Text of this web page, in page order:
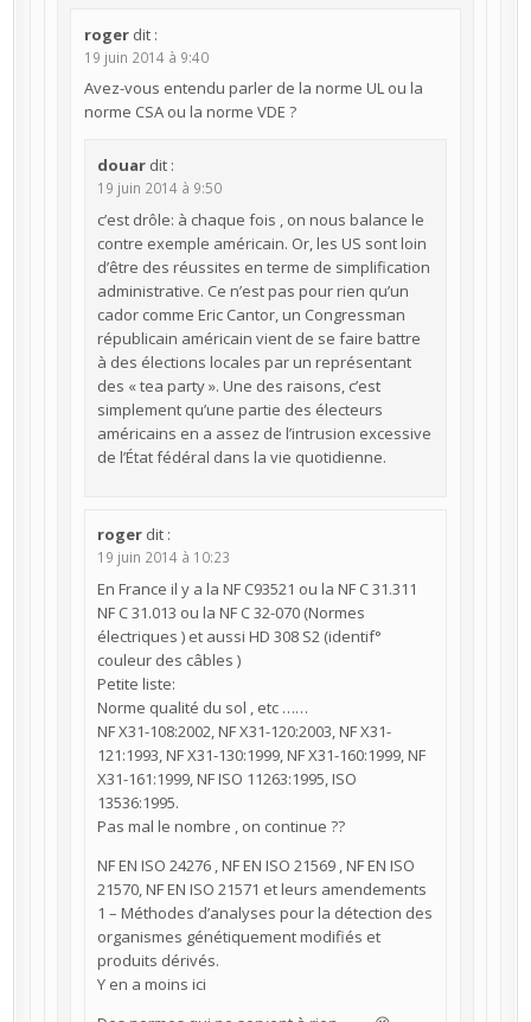
roger dit :
19 juin 2014 à 9:40
Avez-vous entendu parler de la norme UL ou la
norme CSA ou la norme VDE ?
douar dit :
19 juin 2014 à 9:50
c’est drôle: à chaque fois , on nous balance le
contre exemple américain. Or, les US sont loin
d’être des réussites en terme de simplification
administrative. Ce n’est pas pour rien qu’un
cador comme Eric Cantor, un Congressman
républicain américain vient de se faire battre
à des élections locales par un représentant
des « tea party ». Une des raisons, c’est
simplement qu’une partie des électeurs
américains en a assez de l’intrusion excessive
de l’État fédéral dans la vie quotidienne.
roger dit :
19 juin 2014 à 10:23
En France il y a la NF C93521 ou la NF C 31.311
NF C 31.013 ou la NF C 32-070 (Normes
électriques ) et aussi HD 308 S2 (identif°
couleur des câbles )
Petite liste:
Norme qualité du sol , etc ……
NF X31-108:2002, NF X31-120:2003, NF X31-
121:1993, NF X31-130:1999, NF X31-160:1999, NF
X31-161:1999, NF ISO 11263:1995, ISO
13536:1995.
Pas mal le nombre , on continue ??
NF EN ISO 24276 , NF EN ISO 21569 , NF EN ISO
21570, NF EN ISO 21571 et leurs amendements
1 – Méthodes d’analyses pour la détection des
organismes génétiquement modifiés et
produits dérivés.
Y en a moins ici